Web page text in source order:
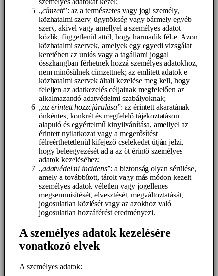
„címzett”: az a természetes vagy jogi személy,
közhatalmi szerv, ügynökség vagy bármely egyéb
szerv, akivel vagy amellyel a személyes adatot
közlik, függetlenül attól, hogy harmadik fél-e. Azon
közhatalmi szervek, amelyek egy egyedi vizsgálat
keretében az uniós vagy a tagállami joggal
összhangban férhetnek hozzá személyes adatokhoz,
nem minősülnek címzettnek; az említett adatok e
közhatalmi szervek általi kezelése meg kell, hogy
feleljen az adatkezelés céljainak megfelelően az
alkalmazandó adatvédelmi szabályoknak;
„az érintett hozzájárulása”: az érintett akaratának
önkéntes, konkrét és megfelelő tájékoztatáson
alapuló és egyértelmű kinyilvánítása, amellyel az
érintett nyilatkozat vagy a megerősítést
félreérthetetlenül kifejező cselekedet útján jelzi,
hogy beleegyezését adja az őt érintő személyes
adatok kezeléséhez;
„adatvédelmi incidens”: a biztonság olyan sérülése,
amely a továbbított, tárolt vagy más módon kezelt
személyes adatok véletlen vagy jogellenes
megsemmisítését, elvesztését, megváltoztatását,
jogosulatlan közlését vagy az azokhoz való
jogosulatlan hozzáférést eredményezi.
A személyes adatok kezelésére
vonatkozó elvek
A személyes adatok: